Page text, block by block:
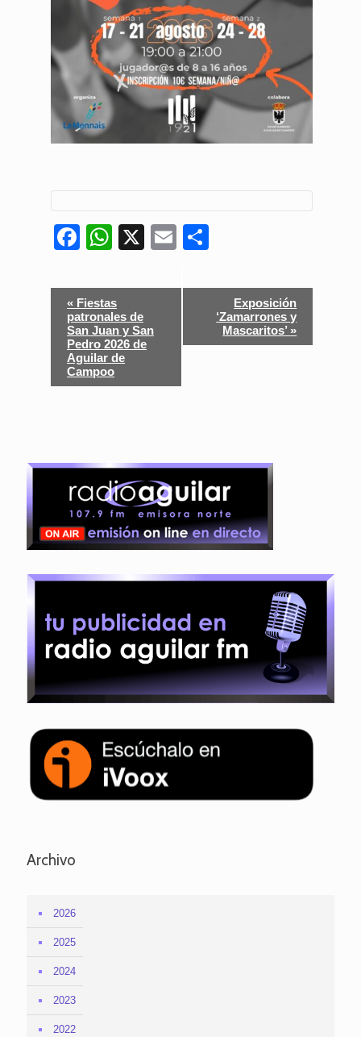
Facebook
WhatsApp
X Email
Navegación
del
Evento
« Fiestas
patronales de
San Juan y San
Pedro 2026 de
Aguilar de
Campoo
Exposición
‘Zamarrones y
Mascaritos’ »
Archivo
2026
2025
2024
2023
2022